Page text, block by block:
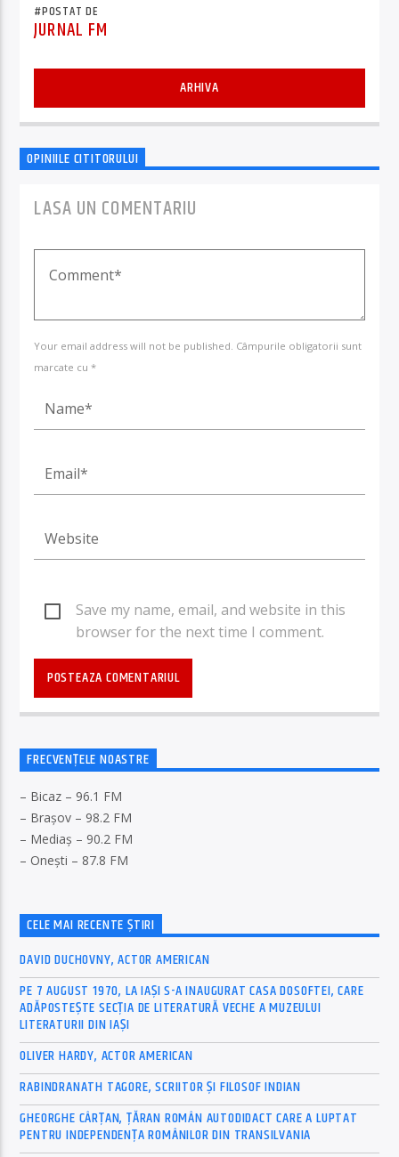
#POSTAT DE
JURNAL FM
ARHIVA
OPINIILE CITITORULUI
LASA UN COMENTARIU
Your email address will not be published. Câmpurile obligatorii sunt
marcate cu *
Save my name, email, and website in this
browser for the next time I comment.
FRECVENȚELE NOASTRE
– Bicaz – 96.1 FM
– Brașov – 98.2 FM
– Mediaș – 90.2 FM
– Onești – 87.8 FM
CELE MAI RECENTE ȘTIRI
DAVID DUCHOVNY, ACTOR AMERICAN
PE 7 AUGUST 1970, LA IAŞI S-A INAUGURAT CASA DOSOFTEI, CARE
ADĂPOSTEŞTE SECŢIA DE LITERATURĂ VECHE A MUZEULUI
LITERATURII DIN IAŞI
OLIVER HARDY, ACTOR AMERICAN
RABINDRANATH TAGORE, SCRIITOR ȘI FILOSOF INDIAN
GHEORGHE CÂRȚAN, ŢĂRAN ROMÂN AUTODIDACT CARE A LUPTAT
PENTRU INDEPENDENȚA ROMÂNILOR DIN TRANSILVANIA